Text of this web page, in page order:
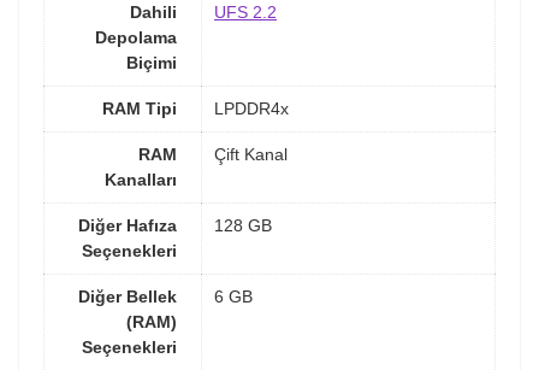
Dahili
Depolama
Biçimi
UFS 2.2
RAM Tipi LPDDR4x
RAM
Kanalları
Çift Kanal
Diğer Hafıza
Seçenekleri
128 GB
Diğer Bellek
(RAM)
Seçenekleri
6 GB